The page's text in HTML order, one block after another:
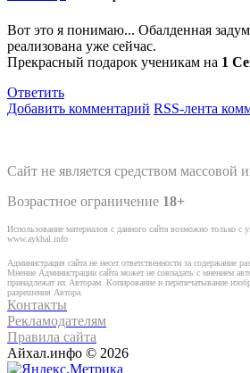
Вот это я понимаю... Обалденная
реализована уже сейчас.
Прекрасный подарок ученикам на 1
Ответить
Добавить комментарий RSS-лента
Сайт не является средством массовой
Возрастное ограничение 18+
Использование материалов с данного сайта возможно только с
www.aykhal.info
Администрация сайта не несет ответственности за содержание
Мнение Администрации сайта может не совпадать с мнением
принадлежат их Авторам. Копирование и перепечатывание
разрешения Автора.
Контакты
Рекламодателям
Правила сайта
Айхал.инфо © 2026